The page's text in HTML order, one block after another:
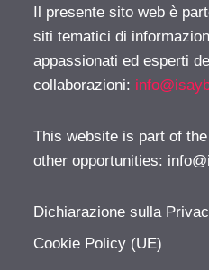
Il presente sito web è
siti tematici di
appassionati ed esperti
collaborazioni:
This website is part of
other opportunities:
Dichiarazione sulla
Cookie Policy (UE)